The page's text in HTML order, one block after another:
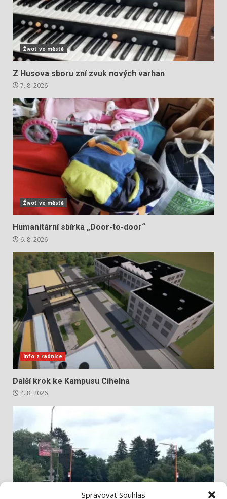
Spravovat Souhlas
Život ve městě
Z Husova sboru zní zvuk nových varhan
7. 8. 2026
Život ve městě
Humanitární sbírka „Door-to-door“
6. 8. 2026
Info z radnice
Další krok ke Kampusu Cihelna
4. 8. 2026